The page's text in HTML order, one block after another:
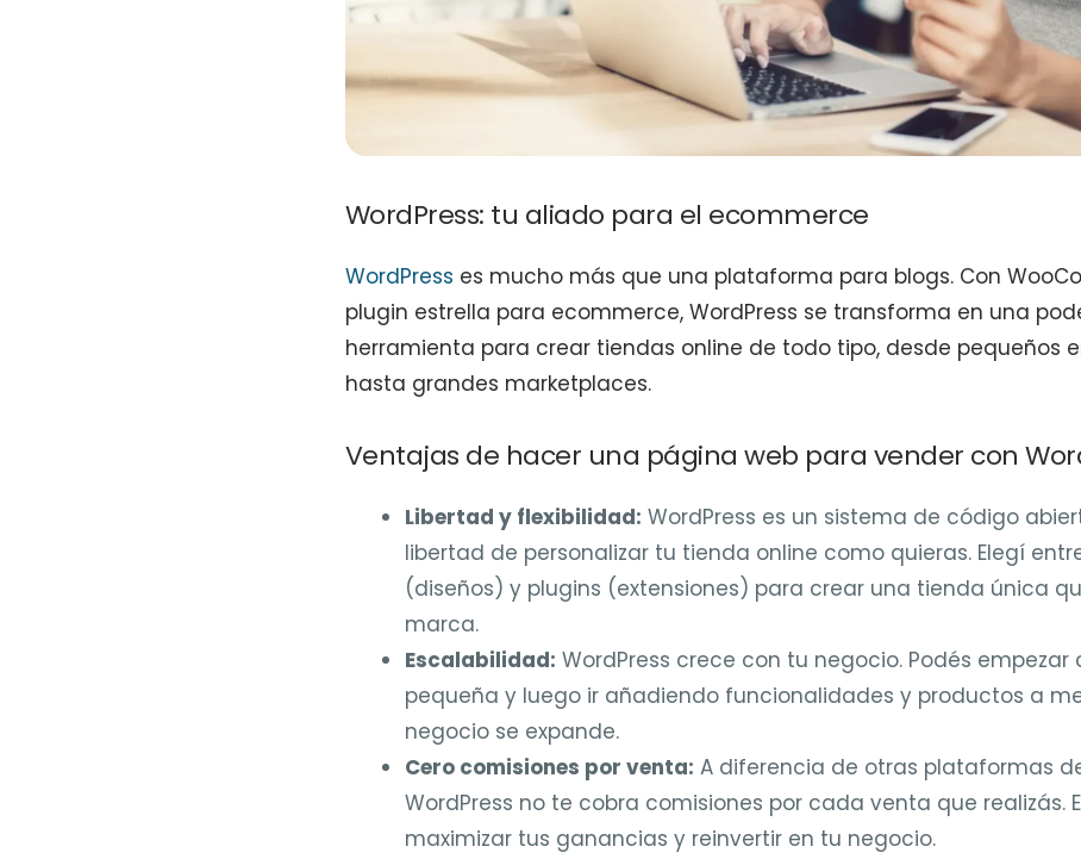
WordPress: tu aliado para el ecommerce
WordPress es mucho más que una plataforma para blogs. Con
plugin estrella para ecommerce, WordPress se transforma en una
herramienta para crear tiendas online de todo tipo, desde pequeños
hasta grandes marketplaces.
Ventajas de hacer una página web para vender con
Libertad y flexibilidad: WordPress es un sistema de código
libertad de personalizar tu tienda online como quieras. Elegí
(diseños) y plugins (extensiones) para crear una tienda única
marca.
Escalabilidad: WordPress crece con tu negocio. Podés
pequeña y luego ir añadiendo funcionalidades y productos a
negocio se expande.
Cero comisiones por venta: A diferencia de otras plataformas
WordPress no te cobra comisiones por cada venta que realizás.
maximizar tus ganancias y reinvertir en tu negocio.